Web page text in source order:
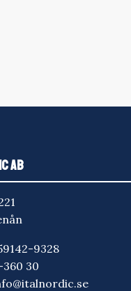
AB
9328
30